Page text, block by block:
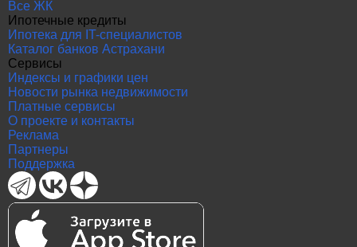
Все ЖК
Ипотечные кредиты
Ипотека для IT-специалистов
Каталог банков Астрахани
Сервисы
Индексы и графики цен
Новости рынка недвижимости
Платные сервисы
О проекте и контакты
Реклама
Партнеры
Поддержка